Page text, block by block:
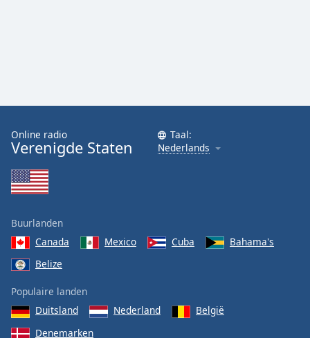
Online radio
Verenigde Staten
Taal:
Nederlands
Buurlanden
Canada
Mexico Cuba
Bahama's
Belize
Populaire landen
Duitsland
Nederland
België
Denemarken